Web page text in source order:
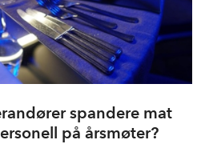
spandere mat
på årsmøter?